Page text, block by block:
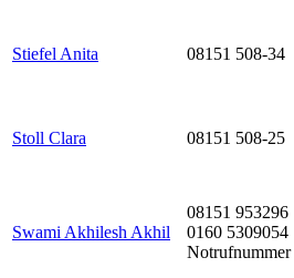
Stiefel Anita 08151 508-34
Stoll Clara 08151 508-25
Swami Akhilesh Akhil
08151 953296
0160 5309054
Notrufnummer